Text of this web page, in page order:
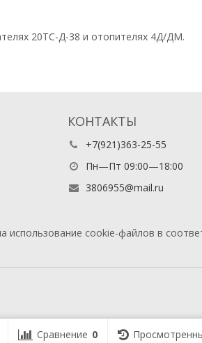
20ТС-Д-38 и отопителях 4Д/ДМ.
КОНТАКТЫ
+7(921)363-25-55
Пн—Пт 09:00—18:00
3806955@mail.ru
использование cookie-файлов в
Сравнение 0